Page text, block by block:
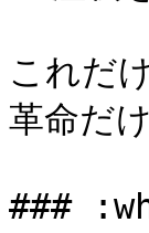
これだ
革命だ
###